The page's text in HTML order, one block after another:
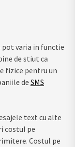
pot varia in functie
de stiut ca
fizice pentru un
de SMS
text cu alte
costul pe
Costul pe